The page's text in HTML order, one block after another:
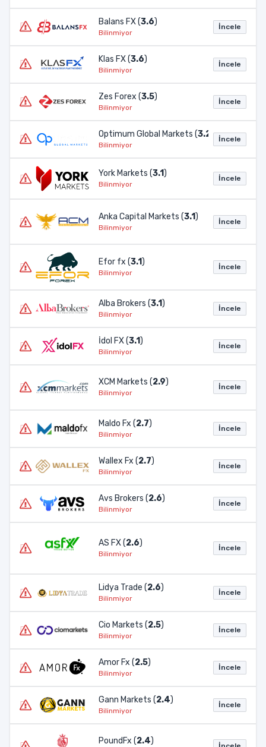
Balans FX (3.6)
Bilinmiyor
İncele
Klas FX (3.6)
Bilinmiyor
İncele
Zes Forex (3.5)
Bilinmiyor
İncele
Optimum Global Markets (3.2 )
Bilinmiyor
İncele
York Markets (3.1)
Bilinmiyor
İncele
Anka Capital Markets (3.1)
Bilinmiyor
İncele
Efor fx (3.1)
Bilinmiyor
İncele
Alba Brokers (3.1)
Bilinmiyor
İncele
İdol FX (3.1)
Bilinmiyor
İncele
XCM Markets (2.9)
Bilinmiyor
İncele
Maldo Fx (2.7)
Bilinmiyor
İncele
Wallex Fx (2.7)
Bilinmiyor
İncele
Avs Brokers (2.6)
Bilinmiyor
İncele
AS FX (2.6)
Bilinmiyor
İncele
Lidya Trade (2.6)
Bilinmiyor
İncele
Cio Markets (2.5)
Bilinmiyor
İncele
Amor Fx (2.5)
Bilinmiyor
İncele
Gann Markets (2.4)
Bilinmiyor
İncele
PoundFx (2.4)